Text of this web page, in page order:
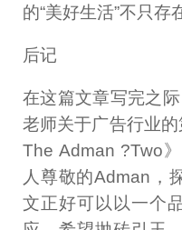
的“美好生活”不只存
后记
在这篇文章写完之
老师关于广告行业
The Adman ?Two
人尊敬的Adman，
文正好可以以一个